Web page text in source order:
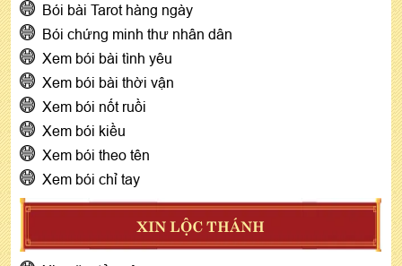
Bói bài Tarot hàng ngày
Bói chứng minh thư nhân dân
Xem bói bài tình yêu
Xem bói bài thời vận
Xem bói nốt ruồi
Xem bói kiều
Xem bói theo tên
Xem bói chỉ tay
XIN LỘC THÁNH